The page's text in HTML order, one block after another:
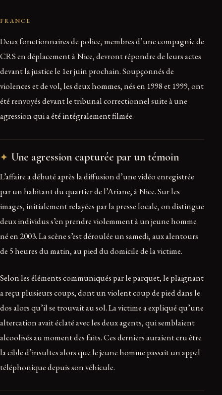
FRANCE
Deux fonctionnaires de police, membres d’une compagnie de
CRS en déplacement à Nice, devront répondre de leurs actes
devant la justice le 1er juin prochain. Soupçonnés de
violences et de vol, les deux hommes, nés en 1998 et 1999, ont
été renvoyés devant le tribunal correctionnel suite à une
agression qui a été intégralement filmée.
Une agression capturée par un témoin
L’affaire a débuté après la diffusion d’une vidéo enregistrée
par un habitant du quartier de l’Ariane, à Nice. Sur les
images, initialement relayées par la presse locale, on distingue
deux individus s’en prendre violemment à un jeune homme
né en 2003. La scène s’est déroulée un samedi, aux alentours
de 5 heures du matin, au pied du domicile de la victime.
Selon les éléments communiqués par le parquet, le plaignant
a reçu plusieurs coups, dont un violent coup de pied dans le
dos alors qu’il se trouvait au sol. La victime a expliqué qu’une
altercation avait éclaté avec les deux agents, qui semblaient
alcoolisés au moment des faits. Ces derniers auraient cru être
la cible d’insultes alors que le jeune homme passait un appel
téléphonique depuis son véhicule.